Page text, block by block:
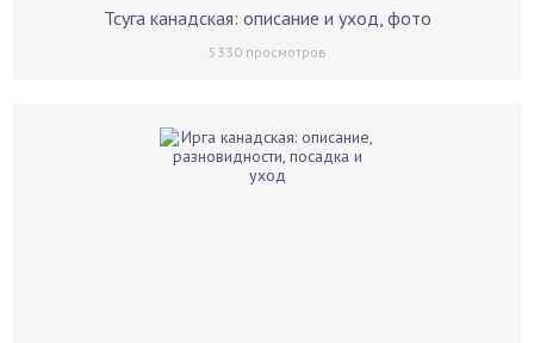
Тсуга канадская: описание и уход, фото
5330просмотров